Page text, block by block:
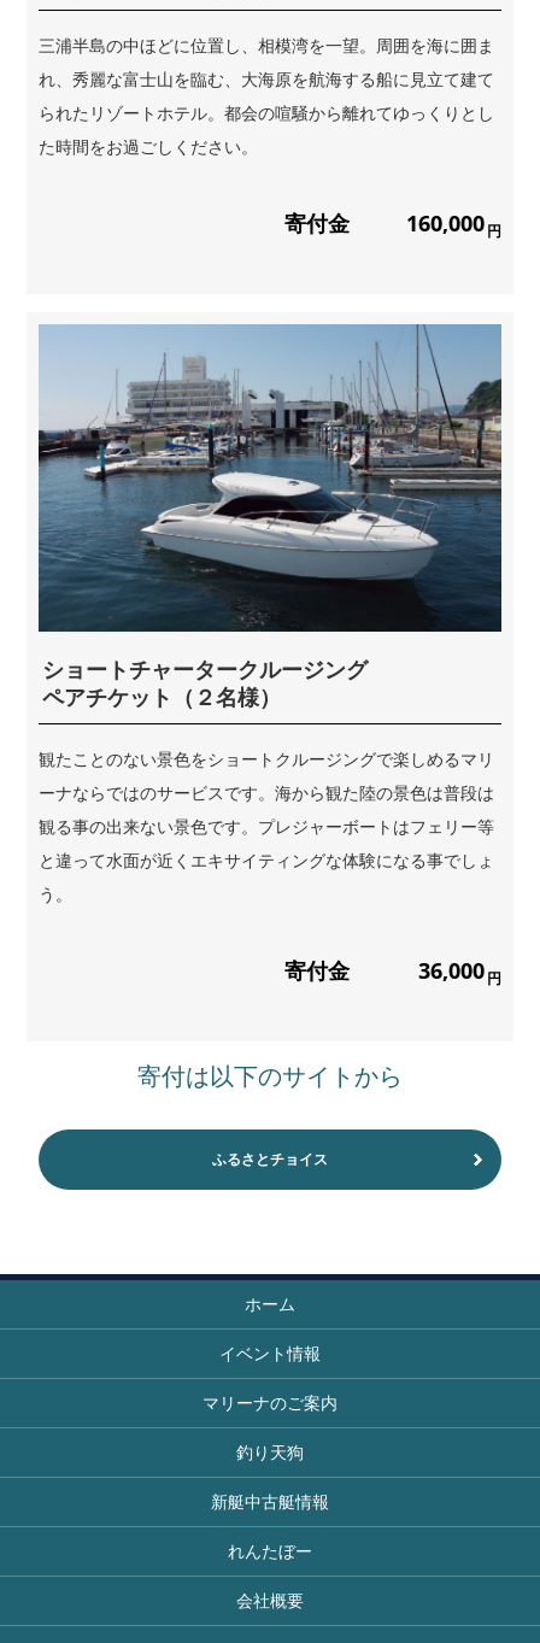
三浦半島の中ほどに位置し、相模湾を一望。周囲を海に囲ま
れ、秀麗な富士山を臨む、大海原を航海する船に見立て建て
られたリゾートホテル。都会の喧騒から離れてゆっくりとし
た時間をお過ごしください。
寄付金 160,000円
ショートチャータークルージング
ペアチケット（２名様）
観たことのない景色をショートクルージングで楽しめるマリ
ーナならではのサービスです。海から観た陸の景色は普段は
観る事の出来ない景色です。プレジャーボートはフェリー等
と違って水面が近くエキサイティングな体験になる事でしょ
う。
寄付金 36,000円
寄付は以下のサイトから
ふるさとチョイス
ホーム
イベント情報
マリーナのご案内
釣り天狗
新艇中古艇情報
れんたぼー
会社概要